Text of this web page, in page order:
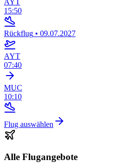
15:50
Rückflug • 09.07.2027
AYT
07:40
MUC
10:10
Flug auswählen
Alle Flugangebote